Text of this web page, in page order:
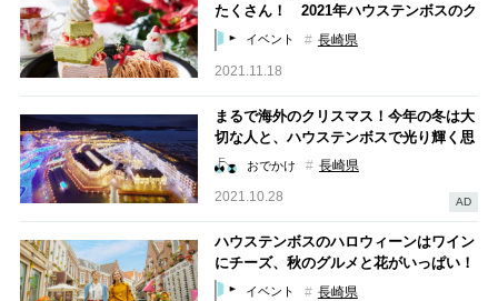
たくさん！ 2021年ハウステンボスのク
リスマス限定グルメ
イベント
長崎県
2021.11.18
まるで海外のクリスマス！今年の冬は大
切な人と、ハウステンボスで光り輝く思
い出作り
AD
おでかけ
長崎県
2021.10.28
ハウステンボスのハロウィーンはワイン
にチーズ、秋のグルメと花がいっぱい！
イベント
長崎県